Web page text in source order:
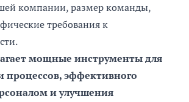
компании, размер команды,
требования к
мощные инструменты для
процессов, эффективного
и улучшения